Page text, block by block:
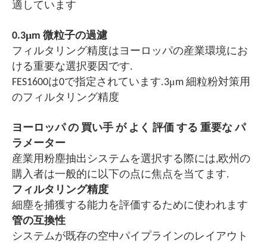
適しています
0.3μm 微粒子の過濾
フィルタリング精度はヨーロッパの産業環境にお
ける重要な選択要因です.
FES1600は0で指定されています.3μm 細粒粉対策用
のフィルタリング精度
ヨーロッパ の 買い手 が よく 評価 する 重要な パ
ラメーター
産業用粉塵抽出システムを選択する際には,欧州の
購入者は一般的に以下の点に焦点を当てます.
フィルタリング精度
細塵を捕獲する能力を評価するために使われます
管の互換性
システムが既存の空中パイプラインのレイアウト